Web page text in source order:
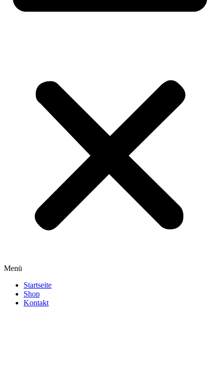
Menü
Startseite
Shop
Kontakt